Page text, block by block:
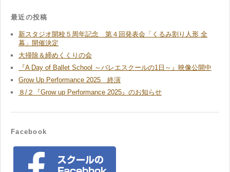
最近の投稿
新スタジオ開校５周年記念 第４回発表会「くるみ割り人形 全
幕」開催決定
大掃除＆締めくくりの会
『A Day of Ballet School ～バレエスクールの1日～』映像公開中
Grow Up Performance 2025 終演
８/２『Grow up Performance 2025』のお知らせ
Facebook